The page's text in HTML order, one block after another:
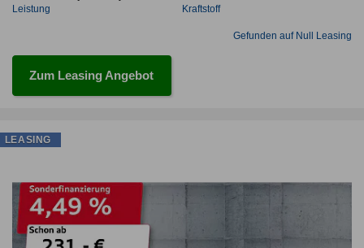
Leistung Kraftstoff
Gefunden auf Null Leasing
Zum Leasing Angebot
LEASING